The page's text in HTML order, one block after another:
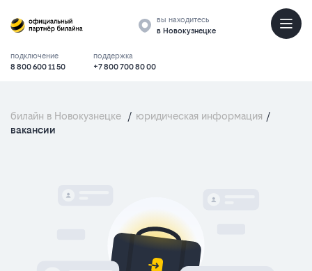
вы находитесь
в Новокузнецке
подключение
8 800 600 11 50
поддержка
+7 800 700 80 00
билайн в Новокузнецке / юридическая информация /
вакансии